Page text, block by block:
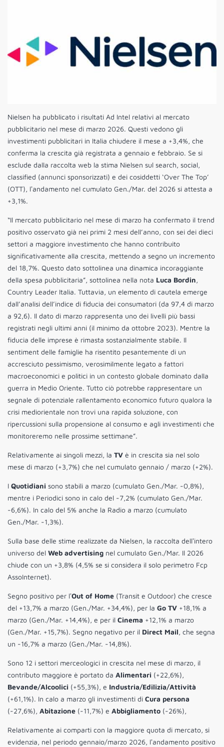
Nielsen ha pubblicato i risultati Ad Intel relativi al mercato
pubblicitario nel mese di marzo 2026. Questi vedono gli
investimenti pubblicitari in Italia chiudere il mese a +3,4%, che
conferma la crescita già registrata a gennaio e febbraio. Se si
esclude dalla raccolta web la stima Nielsen sul search, social,
classified (annunci sponsorizzati) e dei cosiddetti ‘Over The Top’
(OTT), lʼandamento nel cumulato Gen./Mar. del 2026 si attesta a
+3,1%.
“Il mercato pubblicitario nel mese di marzo ha confermato il trend
positivo osservato già nei primi 2 mesi dell’anno, con sei dei dieci
settori a maggiore investimento che hanno contribuito
significativamente alla crescita, mettendo a segno un incremento
del 18,7%. Questo dato sottolinea una dinamica incoraggiante
della spesa pubblicitaria”, sottolinea nella nota Luca Bordin,
Country Leader Italia. Tuttavia, un elemento di cautela emerge
dall’analisi dell’indice di fiducia dei consumatori (da 97,4 di marzo
a 92,6). Il dato di marzo rappresenta uno dei livelli più bassi
registrati negli ultimi anni (il minimo da ottobre 2023). Mentre la
fiducia delle imprese è rimasta sostanzialmente stabile. Il
sentiment delle famiglie ha risentito pesantemente di un
accresciuto pessimismo, verosimilmente legato a fattori
macroeconomici e politici in un contesto globale dominato dalla
guerra in Medio Oriente. Tutto ciò potrebbe rappresentare un
segnale di potenziale rallentamento economico futuro qualora la
crisi mediorientale non trovi una rapida soluzione, con
ripercussioni sulla propensione al consumo e agli investimenti che
monitoreremo nelle prossime settimane”.
Relativamente ai singoli mezzi, la TV è in crescita sia nel solo
mese di marzo (+3,7%) che nel cumulato gennaio / marzo (+2%).
I Quotidiani sono stabili a marzo (cumulato Gen./Mar. -0,8%),
mentre i Periodici sono in calo del -7,2% (cumulato Gen./Mar.
-6,6%). In calo del 5% anche la Radio a marzo (cumulato
Gen./Mar. -1,3%).
Sulla base delle stime realizzate da Nielsen, la raccolta dellʼintero
universo del Web advertising nel cumulato Gen./Mar. Il 2026
chiude con un +3,8% (4,5% se si considera il solo perimetro Fcp
AssoInternet).
Segno positivo per lʼOut of Home (Transit e Outdoor) che cresce
del +13,7% a marzo (Gen./Mar. +34,4%), per la Go TV +18,1% a
marzo (Gen./Mar. +14,4%), e per il Cinema +12,1% a marzo
(Gen./Mar. +15,7%). Segno negativo per il Direct Mail, che segna
un -16,7% a marzo (Gen./Mar. -14,8%).
Sono 12 i settori merceologici in crescita nel mese di marzo, il
contributo maggiore è portato da Alimentari (+22,6%),
Bevande/Alcoolici (+55,3%), e Industria/Edilizia/Attività
(+61,1%). In calo a marzo gli investimenti di Cura persona
(-27,6%), Abitazione (-11,7%) e Abbigliamento (-26%),
Relativamente ai comparti con la maggiore quota di mercato, si
evidenzia, nel periodo gennaio/marzo 2026, lʼandamento positivo